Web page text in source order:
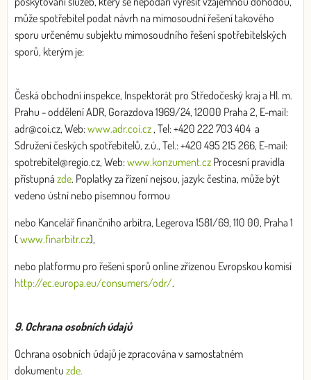
může spotřebitel podat návrh na mimosoudní řešení takového
sporu určenému subjektu mimosoudního řešení spotřebitelských
sporů, kterým je:
Česká obchodní inspekce, Inspektorát pro Středočeský kraj a Hl. m.
Prahu - oddělení ADR, Gorazdova 1969/24, 12000 Praha 2, E-mail:
adr@coi.cz, Web:www.adr.coi.cz, Tel: +420 222 703 404 a
Sdružení českých spotřebitelů, z.ú., Tel.: +420 495 215 266, E-mail:
spotrebitel@regio.cz, Web:www.konzument.cz Procesní pravidla
přístupná zde. Poplatky za řízení nejsou, jazyk: čestina, může být
vedeno ústní nebo písemnou formou
nebo Kancelář finančního arbitra, Legerova 1581/69, 110 00, Praha 1
(www.finarbitr.cz),
nebo platformu pro řešení sporů online zřízenou Evropskou komisí
http://ec.europa.e­u/consumers/odr/.
9. Ochrana osobních údajů
Ochrana osobních údajů je zpracována v samostatném
dokumentu zde.